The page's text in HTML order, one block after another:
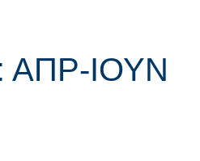
ΑΠΡ-ΙΟΥΝ